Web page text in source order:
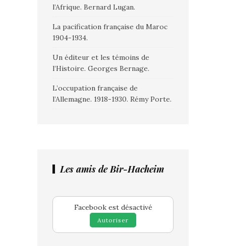
l’Afrique. Bernard Lugan.
La pacification française du Maroc
1904-1934.
Un éditeur et les témoins de
l’Histoire. Georges Bernage.
L’occupation française de
l’Allemagne. 1918-1930. Rémy Porte.
Les amis de Bir-Hacheim
Facebook est désactivé
Autoriser